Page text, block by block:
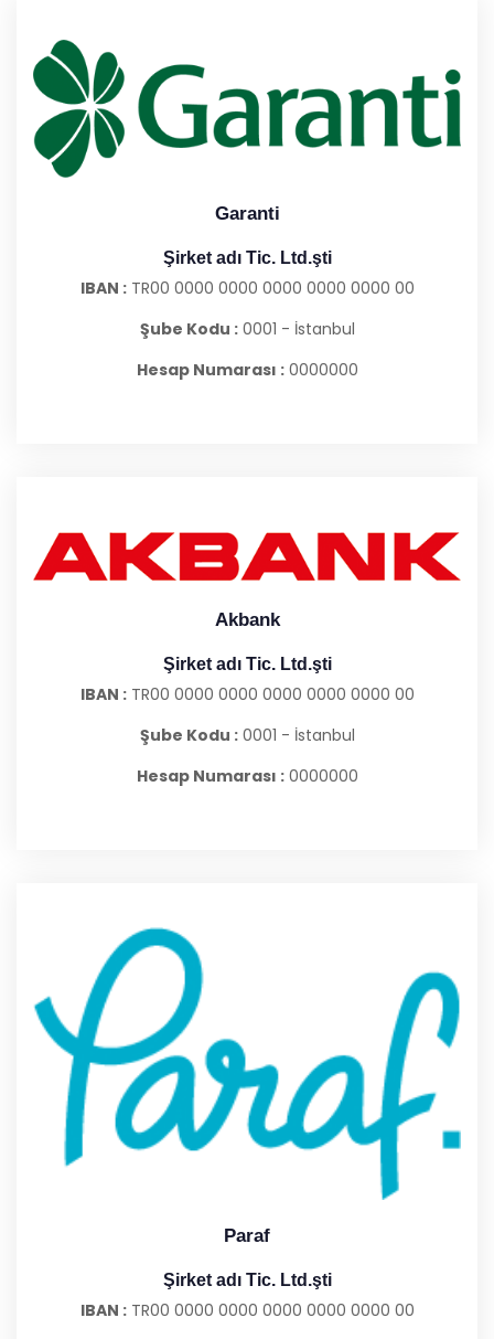
Garanti
Şirket adı Tic. Ltd.şti
IBAN :TR00 0000 0000 0000 0000 0000 00
Şube Kodu :0001 - İstanbul
Hesap Numarası :0000000
Akbank
Şirket adı Tic. Ltd.şti
IBAN :TR00 0000 0000 0000 0000 0000 00
Şube Kodu :0001 - İstanbul
Hesap Numarası :0000000
Paraf
Şirket adı Tic. Ltd.şti
IBAN :TR00 0000 0000 0000 0000 0000 00